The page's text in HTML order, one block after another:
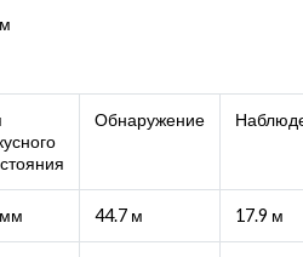
Обнаружение
44.7 м 17.9 м